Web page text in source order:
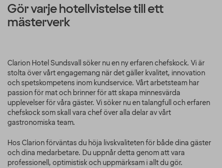
Gör varje hotellvistelse till ett
mästerverk
Clarion Hotel Sundsvall söker nu en ny erfaren chefskock. Vi är
stolta över vårt engagemang när det gäller kvalitet, innovation
och spetskompetens inom kundservice. Vårt arbetsteam har
passion för mat och brinner för att skapa minnesvärda
upplevelser för våra gäster. Vi söker nu en talangfull och erfaren
chefskock som skall vara chef över alla delar av vårt
gastronomiska team.
Hos Clarion förväntas du höja livskvaliteten för både dina gäster
och dina medarbetare. Du uppnår detta genom att vara
professionell, optimistisk och uppmärksam i allt du gör.